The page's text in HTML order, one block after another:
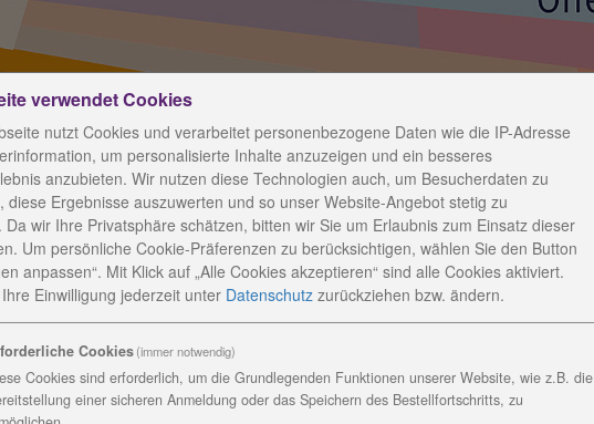
und Alt
feiern gemeinsam mit vielen Gästen
verwendet Cookies
nutzt Cookies und verarbeitet personenbezogene Daten wie die IP-Adresse
um personalisierte Inhalte anzuzeigen und ein besseres
anzubieten. Wir nutzen diese Technologien auch, um Besucherdaten zu
diese Ergebnisse auszuwerten und so unser Website-Angebot stetig zu
Da wir Ihre Privatsphäre schätzen, bitten wir Sie um Erlaubnis zum Einsatz dieser
Um persönliche Cookie-Präferenzen zu berücksichtigen, wählen Sie den Button
anpassen“. Mit Klick auf „Alle Cookies akzeptieren“ sind alle Cookies aktiviert.
Einwilligung jederzeit unter Datenschutz zurückziehen bzw. ändern.
Cookies(immer notwendig)
Cookies sind erforderlich, um die Grundlegenden Funktionen unserer Website, wie z.B. die
einer sicheren Anmeldung oder das Speichern des Bestellfortschritts, zu